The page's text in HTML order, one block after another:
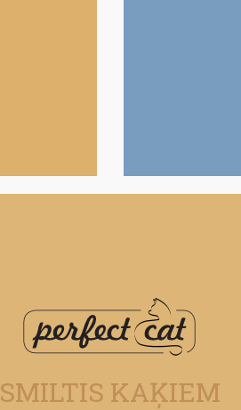
SMILTIS KAĶIEM
SMILTIS